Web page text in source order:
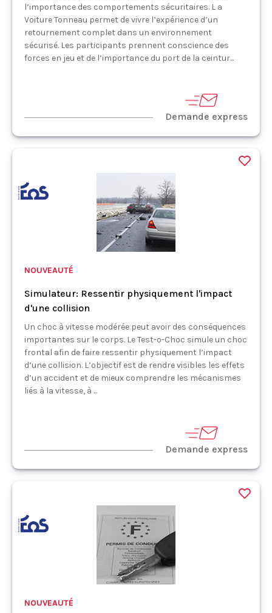
l’importance des comportements sécuritaires. L a
Voiture Tonneau permet de vivre l’expérience d’un
retournement complet dans un environnement
sécurisé. Les participants prennent conscience des
forces en jeu et de l’importance du port de la ceintur...
Demande express
NOUVEAUTÉ
Simulateur: Ressentir physiquement l'impact
d'une collision
Un choc à vitesse modérée peut avoir des conséquences
importantes sur le corps. Le Test-o-Choc simule un choc
frontal afin de faire ressentir physiquement l’impact
d’une collision. L’objectif est de rendre visibles les effets
d’un accident et de mieux comprendre les mécanismes
liés à la vitesse, à ...
Demande express
NOUVEAUTÉ